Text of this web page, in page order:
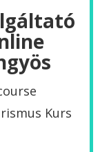
Kurs